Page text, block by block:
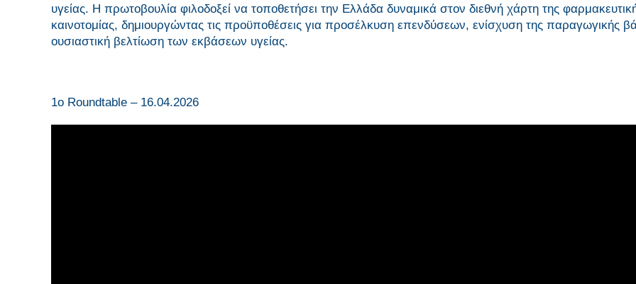
υγείας. Η πρωτοβουλία φιλοδοξεί να τοποθετήσει την Ελλάδα δυναμικά στον διεθνή χάρτη της
καινοτομίας, δημιουργώντας τις προϋποθέσεις για προσέλκυση επενδύσεων, ενίσχυση της παραγωγικής
ουσιαστική βελτίωση των εκβάσεων υγείας.
1ο Roundtable – 16.04.2026